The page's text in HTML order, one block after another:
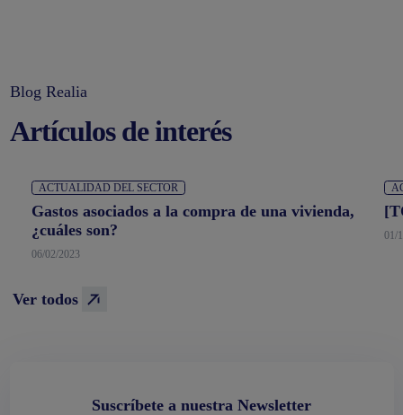
Blog Realia
Artículos de interés
Ver todos
ACTUALIDAD DEL SECTOR
Gastos asociados a la compra de una vivienda,
¿cuáles son?
06/02/2023
01/
Suscríbete a nuestra Newsletter